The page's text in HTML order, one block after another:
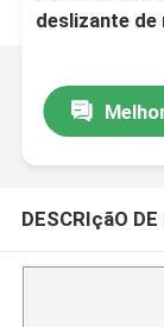
deslizante de
DESCRIçãO